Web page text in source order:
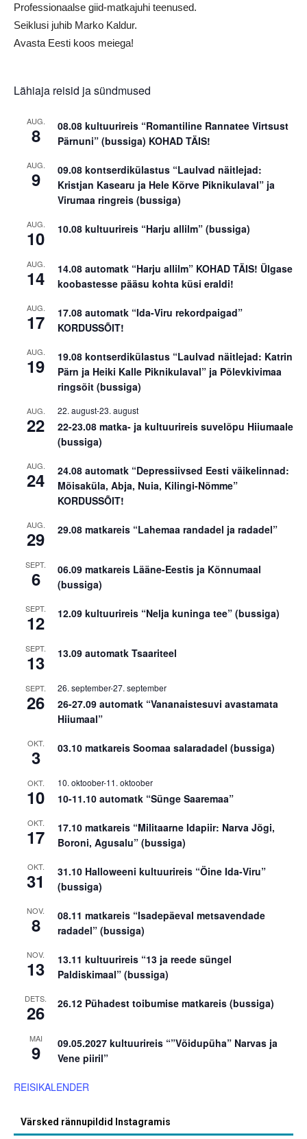
Professionaalse giid-matkajuhi teenused.
Seiklusi juhib Marko Kaldur.
Avasta Eesti koos meiega!
Lähiaja reisid ja sündmused
AUG.
8
08.08 kultuurireis “Romantiline Rannatee Virtsust
Pärnuni” (bussiga) KOHAD TÄIS!
AUG.
9
09.08 kontserdikülastus “Laulvad näitlejad:
Kristjan Kasearu ja Hele Kõrve Piknikulaval” ja
Virumaa ringreis (bussiga)
AUG.
10 10.08 kultuurireis “Harju allilm” (bussiga)
AUG.
14
14.08 automatk “Harju allilm” KOHAD TÄIS! Ülgase
koobastesse pääsu kohta küsi eraldi!
AUG.
17
17.08 automatk “Ida-Viru rekordpaigad”
KORDUSSÕIT!
AUG.
19
19.08 kontserdikülastus “Laulvad näitlejad: Katrin
Pärn ja Heiki Kalle Piknikulaval” ja Põlevkivimaa
ringsõit (bussiga)
AUG.
22
22. august-23. august
22-23.08 matka- ja kultuurireis suvelõpu Hiiumaale
(bussiga)
AUG.
24
24.08 automatk “Depressiivsed Eesti väikelinnad:
Mõisaküla, Abja, Nuia, Kilingi-Nõmme”
KORDUSSÕIT!
AUG.
29 29.08 matkareis “Lahemaa randadel ja radadel”
SEPT.
6
06.09 matkareis Lääne-Eestis ja Kõnnumaal
(bussiga)
SEPT.
12 12.09 kultuurireis “Nelja kuninga tee” (bussiga)
SEPT.
13 13.09 automatk Tsaariteel
SEPT.
26
26. september-27. september
26-27.09 automatk “Vananaistesuvi avastamata
Hiiumaal”
OKT.
3 03.10 matkareis Soomaa salaradadel (bussiga)
OKT.
10
10. oktoober-11. oktoober
10-11.10 automatk “Sünge Saaremaa”
OKT.
17
17.10 matkareis “Militaarne Idapiir: Narva Jõgi,
Boroni, Agusalu” (bussiga)
OKT.
31
31.10 Halloweeni kultuurireis “Öine Ida-Viru”
(bussiga)
NOV.
8
08.11 matkareis “Isadepäeval metsavendade
radadel” (bussiga)
NOV.
13
13.11 kultuurireis “13 ja reede süngel
Paldiskimaal” (bussiga)
DETS.
26 26.12 Pühadest toibumise matkareis (bussiga)
MAI
9
09.05.2027 kultuurireis “”Võidupüha” Narvas ja
Vene piiril”
REISIKALENDER
Värsked rännupildid Instagramis